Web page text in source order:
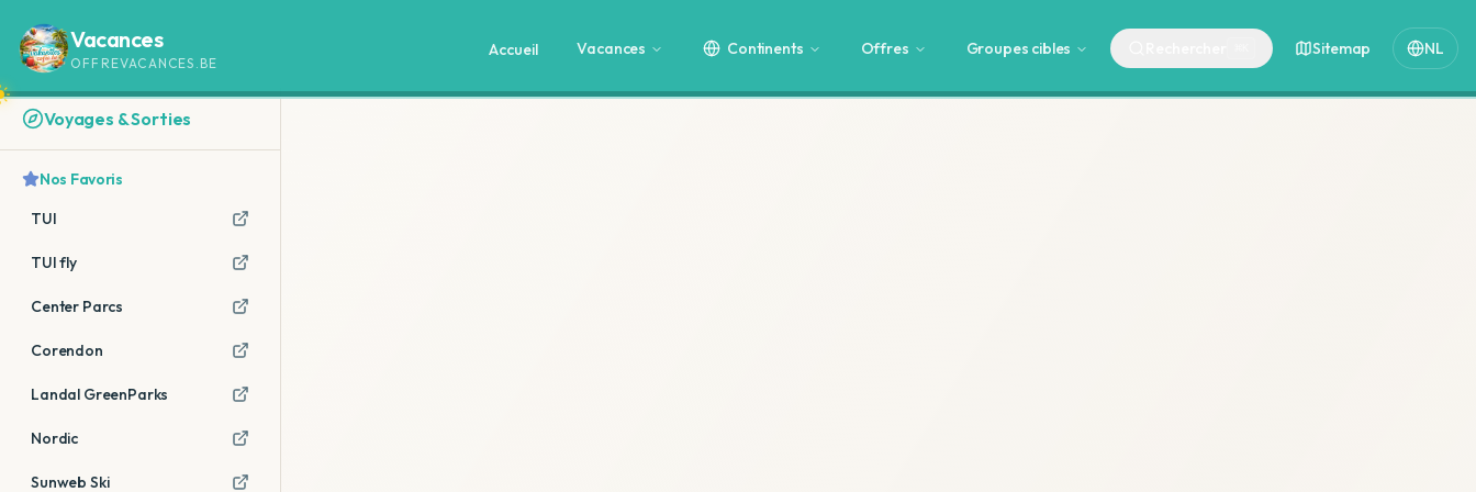
Vacances
OFFREVACANCES.BE
Accueil Vacances Continents Offres Groupes cibles Sitemap NL
Voyages & Sorties
Nos Favoris
TUI
TUI fly
Center Parcs
Corendon
Landal GreenParks
Nordic
Sunweb Ski